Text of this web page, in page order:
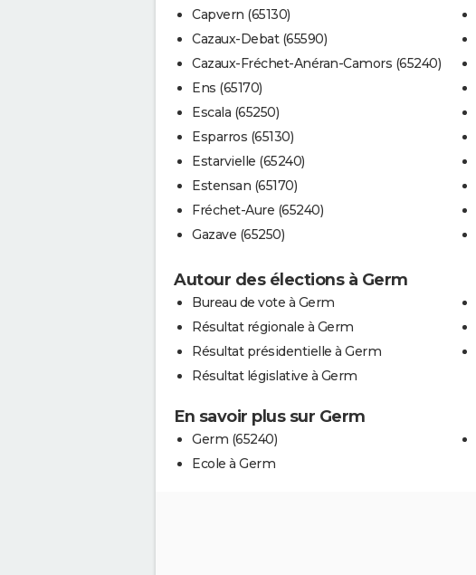
Capvern (65130)
Cazaux-Debat (65590)
Cazaux-Fréchet-Anéran-Camors (65240)
Ens (65170)
Escala (65250)
Esparros (65130)
Estarvielle (65240)
Estensan (65170)
Fréchet-Aure (65240)
Gazave (65250)
Autour des élections à Germ
Bureau de vote à Germ
Résultat régionale à Germ
Résultat présidentielle à Germ
Résultat législative à Germ
En savoir plus sur Germ
Germ (65240)
Ecole à Germ